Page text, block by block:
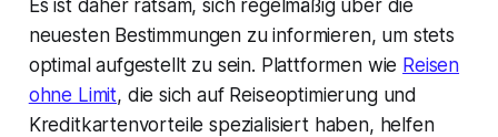
Es ist daher ratsam, sich regelmäßig über die
neuesten Bestimmungen zu informieren, um stets
optimal aufgestellt zu sein. Plattformen wie Reisen
ohne Limit, die sich auf Reiseoptimierung und
Kreditkartenvorteile spezialisiert haben, helfen